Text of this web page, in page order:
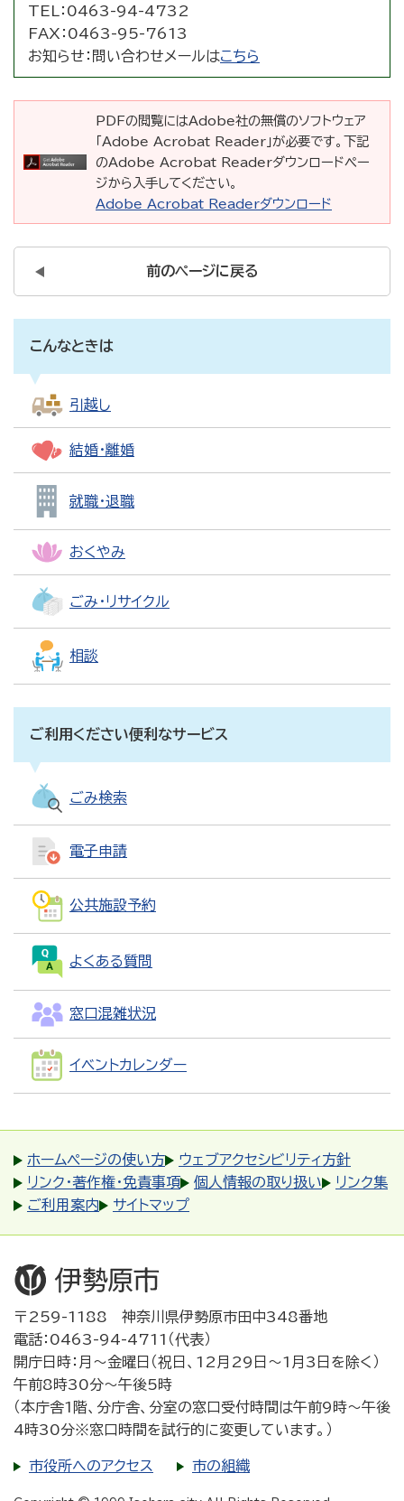
TEL： 0463-94-4732
FAX： 0463-95-7613
お知らせ： 問い合わせメールはこちら
PDFの閲覧にはAdobe社の無償のソフトウェア
「Adobe Acrobat Reader」が必要です。下記
のAdobe Acrobat Readerダウンロードペー
ジから入手してください。
Adobe Acrobat Readerダウンロード
前のページに戻る
こんなときは
引越し
結婚・離婚
就職・退職
おくやみ
ごみ・リサイクル
相談
ご利用ください便利なサービス
ごみ検索
電子申請
公共施設予約
よくある質問
窓口混雑状況
イベントカレンダー
ホームページの使い方
ウェブアクセシビリティ方針
リンク・著作権・免責事項
個人情報の取り扱い
リンク集
ご利用案内
サイトマップ
〒259-1188 神奈川県伊勢原市田中348番地
電話：0463-94-4711（代表）
開庁日時：月～金曜日（祝日、12月29日～1月3日を除く）
午前8時30分～午後5時
（本庁舎1階、分庁舎、分室の窓口受付時間は午前9時～午後
4時30分※窓口時間を試行的に変更しています。）
市役所へのアクセス 市の組織